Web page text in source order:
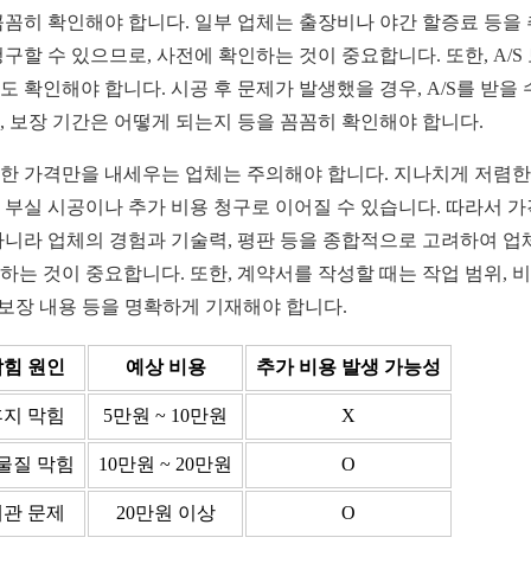
꼼히 확인해야 합니다. 일부 업체는 출장비나 야간 할증료 등을
구할 수 있으므로, 사전에 확인하는 것이 중요합니다. 또한, A/S
확인해야 합니다. 시공 후 문제가 발생했을 경우, A/S를 받을
보장 기간은 어떻게 되는지 등을 꼼꼼히 확인해야 합니다.
가격만을 내세우는 업체는 주의해야 합니다. 지나치게 저렴
부실 시공이나 추가 비용 청구로 이어질 수 있습니다. 따라서 가
니라 업체의 경험과 기술력, 평판 등을 종합적으로 고려하여 업
는 것이 중요합니다. 또한, 계약서를 작성할 때는 작업 범위,
장 내용 등을 명확하게 기재해야 합니다.
원인 예상 비용 추가 비용 발생 가능성
막힘 5만원 ~ 10만원 X
질 막힘 10만원 ~ 20만원 O
문제 20만원 이상 O